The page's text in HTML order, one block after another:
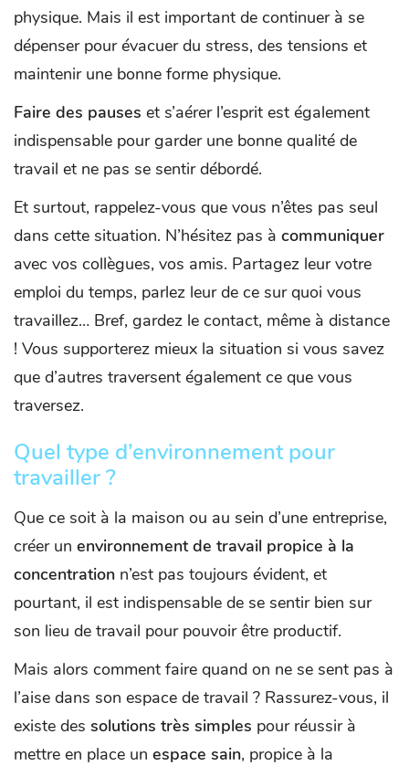
physique. Mais il est important de continuer à se
dépenser pour évacuer du stress, des tensions et
maintenir une bonne forme physique.
Faire des pauses et s’aérer l’esprit est également
indispensable pour garder une bonne qualité de
travail et ne pas se sentir débordé.
Et surtout, rappelez-vous que vous n’êtes pas seul
dans cette situation. N’hésitez pas à communiquer
avec vos collègues, vos amis. Partagez leur votre
emploi du temps, parlez leur de ce sur quoi vous
travaillez… Bref, gardez le contact, même à distance
! Vous supporterez mieux la situation si vous savez
que d’autres traversent également ce que vous
traversez.
Quel type d’environnement pour
travailler ?
Que ce soit à la maison ou au sein d’une entreprise,
créer un environnement de travail propice à la
concentration n’est pas toujours évident, et
pourtant, il est indispensable de se sentir bien sur
son lieu de travail pour pouvoir être productif.
Mais alors comment faire quand on ne se sent pas à
l’aise dans son espace de travail ? Rassurez-vous, il
existe des solutions très simples pour réussir à
mettre en place un espace sain, propice à la